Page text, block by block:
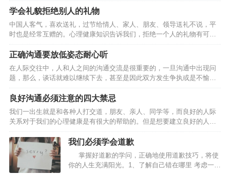
看杂志来获取当今社会的热点信息，为沟通冷场时找话茬…
应对妙招就在下文的内容中。1、觉知：不只是沟通才需要觉知，一切都
需要。如果自己说错了话、做错了事，如不想造成无可弥补的伤害时，
最好的办法是什么？！“我错了”，这就是一种觉知。2、承认我错了：承
认我错了是沟通的消毒剂，可解冻、改善与转化沟通的问题，就一句：
我错了！勾销了多少人的新仇旧恨，化解掉多少年打不开的死结，让…
学会礼貌拒绝别人的礼物
中国人客气，喜欢送礼，过节给情人、家人、朋友、领导送礼不说，平
时也是经常互赠的。心理健康知识告诉我们，拒绝一个人的礼物有可能
会给他带来心理方面的不良影响，因此我们要学会如何拒绝别人的礼
物？ 一是要婉言相告。受赠人应该采用委婉的、不失礼貌的语言，向赠
送者暗示自己难以接受对方的礼品。比如，当对方向自己赠送手机时，
可告知：“我已经有一台了，谢谢。”当一位男士送舞票给一位小姐，而对
方打算回绝时，可以这么说：“今晚我男朋友也要请我跳舞，而且我们已
经有约在先了。” 二是可采取直言缘由法，也就是直截了当而…
正确沟通要放低姿态耐心听
在人际交往中，人和人之间的沟通交流是很重要的，一旦沟通中出现问
题，那么，谈话就难以继续下去，甚至是因此双方发生争执或是不愉
快。因此，想要建立自己良好的人际关系，掌握好沟通的原则是很重要
的。 第一、沟通时舍弃你的自尊心 无谓的自尊和自傲只会成为沟通的绊
脚石，因此，至少应当在沟通的时候舍弃自己所谓的自尊心。不要说出
“我的自尊心不允许我……”这样的话，这只会让沟通无法进行下去。 第
二、沟通时放低姿态 “我说的才是对的”，这种态度只会导致沟通关系的
恶化，让沟通无法进行下去。在进行沟通的时候，要尽…
良好沟通必须注意的四大禁忌
我们一出生就是和各种人打交道，朋友、亲人、同学等，而良好的人际
关系对于我们的心理健康是有很大的帮助的。但是想要建立良好的人际
关系，首先就要和别人良好的沟通，因此以下的四大禁忌是大家需要注
意的。 第一，老是重复别人的话。 鹦鹉学舌虽然可爱，可若是听久了，
难免觉得枯燥无趣。如果总是解释或重复他人说过的话，比如人家说“这
部电视真好看”,你也说“是啊，非常好看”,会让人觉得缺乏实质性内容。这
时不妨加一些评价，比如“女主角的造型非常新颖”,或者提出相反的观
我们必须学会道歉
掌握好道歉的学问，正确地使用道歉技巧，将使
你的人生充满阳光。1、了解自己错在哪里 考虑一下